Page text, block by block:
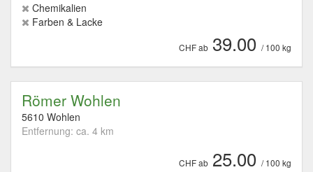
Chemikalien
Farben & Lacke
CHF ab 39.00 / 100 kg
Römer Wohlen
5610 Wohlen
Entfernung: ca. 4 km
CHF ab 25.00 / 100 kg